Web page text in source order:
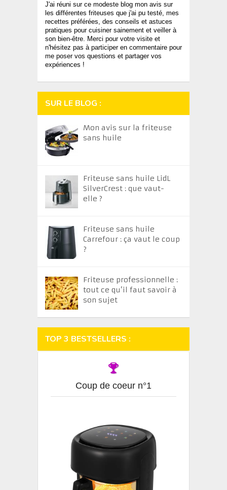
J'ai réuni sur ce modeste blog mon avis sur
les différentes friteuses que j'ai pu testé, mes
recettes préférées, des conseils et astuces
pratiques pour cuisiner sainement et veiller à
son bien-être. Merci pour votre visite et
n'hésitez pas à participer en commentaire pour
me poser vos questions et partager vos
expériences !
SUR LE BLOG :
Mon avis sur la friteuse
sans huile
Friteuse sans huile LidL
SilverCrest : que vaut-
elle ?
Friteuse sans huile
Carrefour : ça vaut le coup
?
Friteuse professionnelle :
tout ce qu’il faut savoir à
son sujet
TOP 3 BESTSELLERS :
Coup de coeur n°1